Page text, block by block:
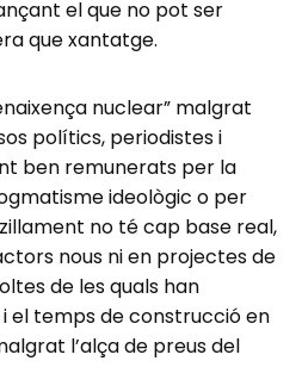
el que no pot ser
que xantatge.
nuclear” malgrat
polítics, periodistes i
ben remunerats per la
ideològic o per
no té cap base real,
nous ni en projectes de
de les quals han
el temps de construcció en
l’alça de preus del